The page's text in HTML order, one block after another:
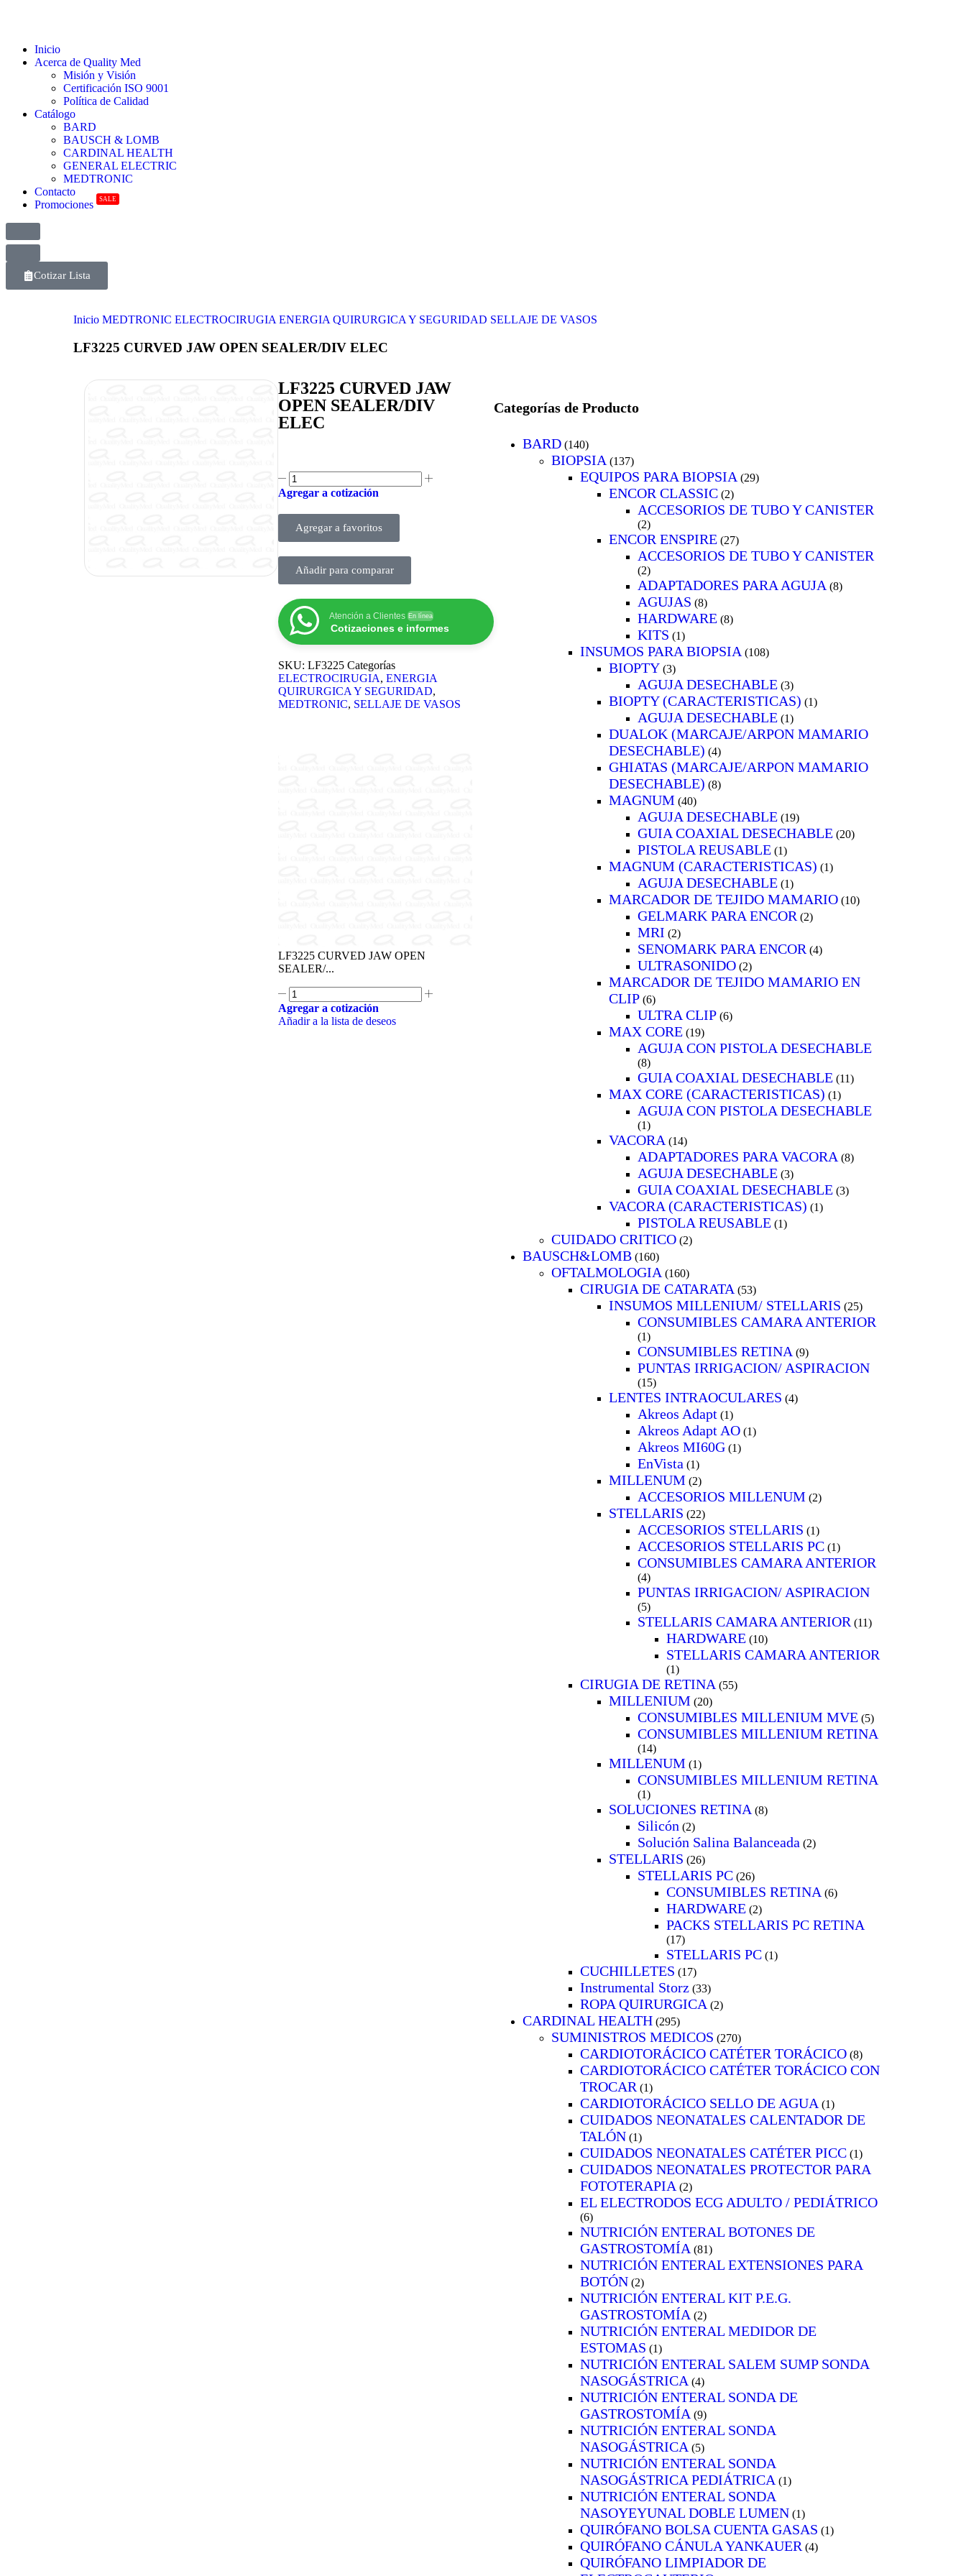
Inicio
Acerca de Quality Med
Misión y Visión
Certificación ISO 9001
Política de Calidad
Catálogo
BARD
BAUSCH & LOMB
CARDINAL HEALTH
GENERAL ELECTRIC
MEDTRONIC
Contacto
Promociones
SALE
Cotizar Lista
Inicio MEDTRONIC ELECTROCIRUGIA ENERGIA QUIRURGICA Y SEGURIDAD SELLAJE DE VASOS
LF3225 CURVED JAW OPEN SEALER/DIV ELEC
LF3225 CURVED JAW
OPEN SEALER/DIV
ELEC
Agregar a cotización
Agregar a favoritos
Añadir para comparar
Atención a Clientes En línea
Cotizaciones e informes
SKU: LF3225 Categorías
ELECTROCIRUGIA, ENERGIA
QUIRURGICA Y SEGURIDAD,
MEDTRONIC, SELLAJE DE VASOS
LF3225 CURVED JAW OPEN
SEALER/...
Agregar a cotización
Añadir a la lista de deseos
Categorías de Producto
BARD (140)
BIOPSIA (137)
EQUIPOS PARA BIOPSIA (29)
ENCOR CLASSIC (2)
ACCESORIOS DE TUBO Y CANISTER
(2)
ENCOR ENSPIRE (27)
ACCESORIOS DE TUBO Y CANISTER
(2)
ADAPTADORES PARA AGUJA (8)
AGUJAS (8)
HARDWARE (8)
KITS (1)
INSUMOS PARA BIOPSIA (108)
BIOPTY (3)
AGUJA DESECHABLE (3)
BIOPTY (CARACTERISTICAS) (1)
AGUJA DESECHABLE (1)
DUALOK (MARCAJE/ARPON MAMARIO
DESECHABLE) (4)
GHIATAS (MARCAJE/ARPON MAMARIO
DESECHABLE) (8)
MAGNUM (40)
AGUJA DESECHABLE (19)
GUIA COAXIAL DESECHABLE (20)
PISTOLA REUSABLE (1)
MAGNUM (CARACTERISTICAS) (1)
AGUJA DESECHABLE (1)
MARCADOR DE TEJIDO MAMARIO (10)
GELMARK PARA ENCOR (2)
MRI (2)
SENOMARK PARA ENCOR (4)
ULTRASONIDO (2)
MARCADOR DE TEJIDO MAMARIO EN
CLIP (6)
ULTRA CLIP (6)
MAX CORE (19)
AGUJA CON PISTOLA DESECHABLE
(8)
GUIA COAXIAL DESECHABLE (11)
MAX CORE (CARACTERISTICAS) (1)
AGUJA CON PISTOLA DESECHABLE
(1)
VACORA (14)
ADAPTADORES PARA VACORA (8)
AGUJA DESECHABLE (3)
GUIA COAXIAL DESECHABLE (3)
VACORA (CARACTERISTICAS) (1)
PISTOLA REUSABLE (1)
CUIDADO CRITICO (2)
BAUSCH&LOMB (160)
OFTALMOLOGIA (160)
CIRUGIA DE CATARATA (53)
INSUMOS MILLENIUM/ STELLARIS (25)
CONSUMIBLES CAMARA ANTERIOR
(1)
CONSUMIBLES RETINA (9)
PUNTAS IRRIGACION/ ASPIRACION
(15)
LENTES INTRAOCULARES (4)
Akreos Adapt (1)
Akreos Adapt AO (1)
Akreos MI60G (1)
EnVista (1)
MILLENUM (2)
ACCESORIOS MILLENUM (2)
STELLARIS (22)
ACCESORIOS STELLARIS (1)
ACCESORIOS STELLARIS PC (1)
CONSUMIBLES CAMARA ANTERIOR
(4)
PUNTAS IRRIGACION/ ASPIRACION
(5)
STELLARIS CAMARA ANTERIOR (11)
HARDWARE (10)
STELLARIS CAMARA ANTERIOR
(1)
CIRUGIA DE RETINA (55)
MILLENIUM (20)
CONSUMIBLES MILLENIUM MVE (5)
CONSUMIBLES MILLENIUM RETINA
(14)
MILLENUM (1)
CONSUMIBLES MILLENIUM RETINA
(1)
SOLUCIONES RETINA (8)
Silicón (2)
Solución Salina Balanceada (2)
STELLARIS (26)
STELLARIS PC (26)
CONSUMIBLES RETINA (6)
HARDWARE (2)
PACKS STELLARIS PC RETINA
(17)
STELLARIS PC (1)
CUCHILLETES (17)
Instrumental Storz (33)
ROPA QUIRURGICA (2)
CARDINAL HEALTH (295)
SUMINISTROS MEDICOS (270)
CARDIOTORÁCICO CATÉTER TORÁCICO (8)
CARDIOTORÁCICO CATÉTER TORÁCICO CON
TROCAR (1)
CARDIOTORÁCICO SELLO DE AGUA (1)
CUIDADOS NEONATALES CALENTADOR DE
TALÓN (1)
CUIDADOS NEONATALES CATÉTER PICC (1)
CUIDADOS NEONATALES PROTECTOR PARA
FOTOTERAPIA (2)
EL ELECTRODOS ECG ADULTO / PEDIÁTRICO
(6)
NUTRICIÓN ENTERAL BOTONES DE
GASTROSTOMÍA (81)
NUTRICIÓN ENTERAL EXTENSIONES PARA
BOTÓN (2)
NUTRICIÓN ENTERAL KIT P.E.G.
GASTROSTOMÍA (2)
NUTRICIÓN ENTERAL MEDIDOR DE
ESTOMAS (1)
NUTRICIÓN ENTERAL SALEM SUMP SONDA
NASOGÁSTRICA (4)
NUTRICIÓN ENTERAL SONDA DE
GASTROSTOMÍA (9)
NUTRICIÓN ENTERAL SONDA
NASOGÁSTRICA (5)
NUTRICIÓN ENTERAL SONDA
NASOGÁSTRICA PEDIÁTRICA (1)
NUTRICIÓN ENTERAL SONDA
NASOYEYUNAL DOBLE LUMEN (1)
QUIRÓFANO BOLSA CUENTA GASAS (1)
QUIRÓFANO CÁNULA YANKAUER (4)
QUIRÓFANO LIMPIADOR DE